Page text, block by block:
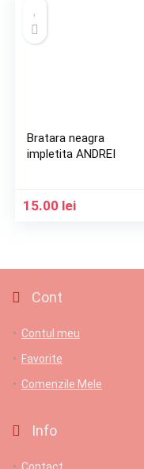
Bratara neagra
impletita ANDREI
15.00 lei
Cont
Contul meu
Favorite
Comenzile Mele
Info
Contact